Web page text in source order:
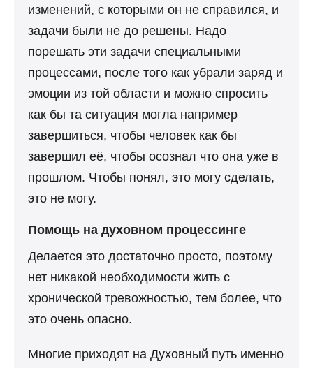
изменений, с которыми он не справился, и
задачи были не до решены. Надо
порешать эти задачи специальными
процессами, после того как убрали заряд и
эмоции из той области и можно спросить
как бы та ситуация могла например
завершиться, чтобы человек как бы
завершил её, чтобы осознал что она уже в
прошлом. Чтобы понял, это могу сделать,
это не могу.
Помощь на духовном процессинге
Делается это достаточно просто, поэтому
нет никакой необходимости жить с
хронической тревожностью, тем более, что
это очень опасно.
Многие приходят на Духовный путь именно